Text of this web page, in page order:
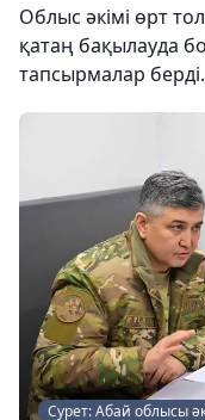
Облыс әкімі өрт
қатаң бақылауда
тапсырмалар берді.
Сурет: Абай облысы